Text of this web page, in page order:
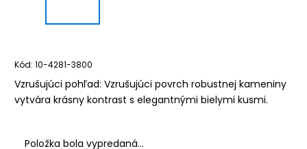
Kód: 10-4281-3800
Vzrušujúci pohľad: Vzrušujúci povrch robustnej kameniny
vytvára krásny kontrast s elegantnými bielymi kusmi.
Položka bola vypredaná…